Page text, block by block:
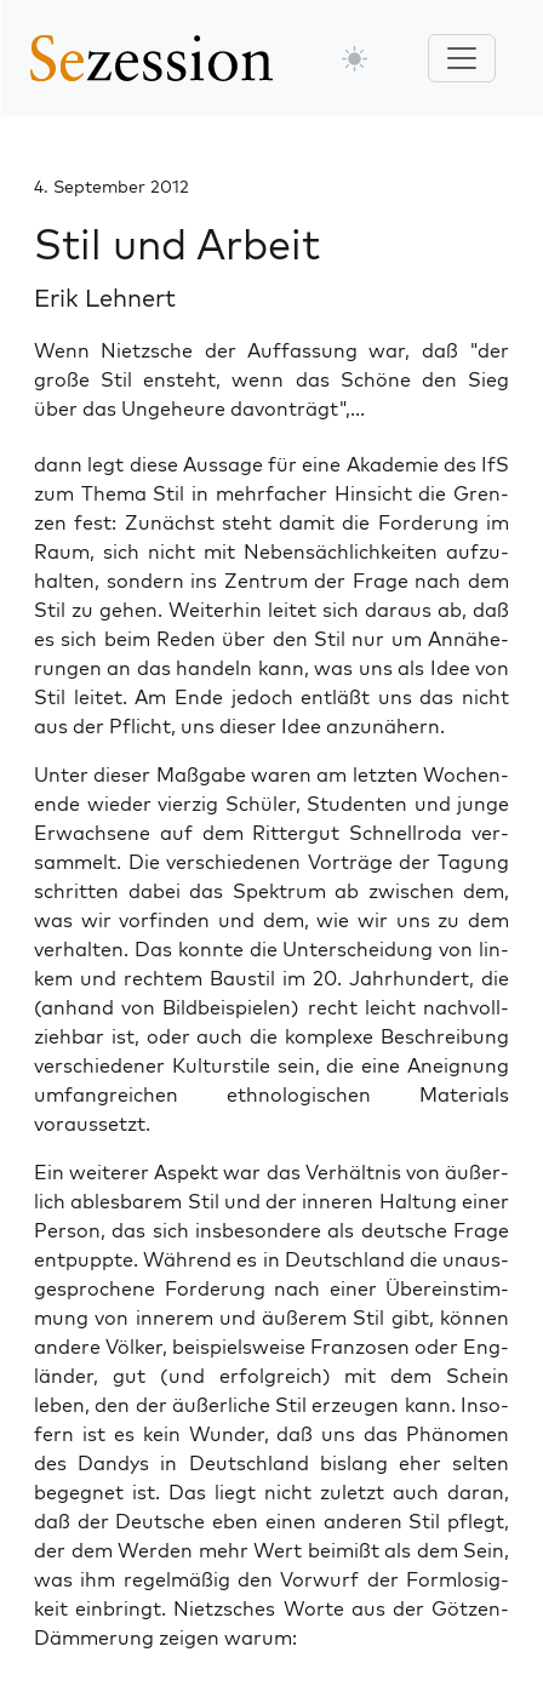
4. September 2012
Stil und Arbeit
Erik Lehnert
Wenn Nietzsche der Auffassung war, daß "der
große Stil ensteht, wenn das Schöne den Sieg
über das Ungeheure davonträgt",...
dann legt die­se Aus­sa­ge für eine Aka­de­mie des IfS
zum The­ma Stil in mehr­fa­cher Hin­sicht die Gren­
zen fest: Zunächst steht damit die For­de­rung im
Raum, sich nicht mit Neben­säch­lich­kei­ten auf­zu­
hal­ten, son­dern ins Zen­trum der Fra­ge nach dem
Stil zu gehen. Wei­ter­hin lei­tet sich dar­aus ab, daß
es sich beim Reden über den Stil nur um Annä­he­
run­gen an das han­deln kann, was uns als Idee von
Stil lei­tet. Am Ende jedoch ent­läßt uns das nicht
aus der Pflicht, uns die­ser Idee anzunähern.
Unter die­ser Maß­ga­be waren am letz­ten Wochen­
en­de wie­der vier­zig Schü­ler, Stu­den­ten und jun­ge
Erwach­se­ne auf dem Rit­ter­gut Schnell­ro­da ver­
sam­melt. Die ver­schie­de­nen Vor­trä­ge der Tagung
schrit­ten dabei das Spek­trum ab zwi­schen dem,
was wir vor­fin­den und dem, wie wir uns zu dem
ver­hal­ten. Das konn­te die Unter­schei­dung von lin­
kem und rech­tem Bau­stil im 20. Jahr­hun­dert, die
(anhand von Bild­bei­spie­len) recht leicht nach­voll­
zieh­bar ist, oder auch die kom­ple­xe Beschrei­bung
ver­schie­de­ner Kul­tur­sti­le sein, die eine Aneig­nung
umfang­rei­chen eth­no­lo­gi­schen Mate­ri­als
voraussetzt.
Ein wei­te­rer Aspekt war das Ver­hält­nis von äußer­
lich ables­ba­rem Stil und der inne­ren Hal­tung einer
Per­son, das sich ins­be­son­de­re als deut­sche Fra­ge
ent­pupp­te. Wäh­rend es in Deutsch­land die unaus­
ge­spro­che­ne For­de­rung nach einer Über­ein­stim­
mung von inne­rem und äuße­rem Stil gibt, kön­nen
ande­re Völ­ker, bei­spiels­wei­se Fran­zo­sen oder Eng­
län­der, gut (und erfolg­reich) mit dem Schein
leben, den der äußer­li­che Stil erzeu­gen kann. Inso­
fern ist es kein Wun­der, daß uns das Phä­no­men
des Dan­dys in Deutsch­land bis­lang eher sel­ten
begeg­net ist. Das liegt nicht zuletzt auch dar­an,
daß der Deut­sche eben einen ande­ren Stil pflegt,
der dem Wer­den mehr Wert bei­mißt als dem Sein,
was ihm regel­mä­ßig den Vor­wurf der Form­lo­sig­
keit ein­bringt. Nietz­sches Wor­te aus der Göt­zen-
Däm­me­rung zei­gen warum: